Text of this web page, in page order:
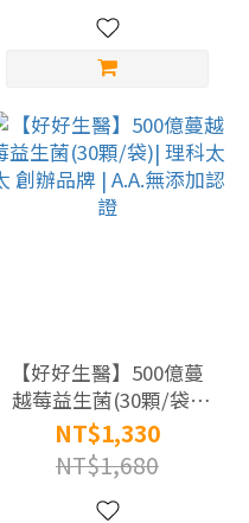
【好好生醫】500億蔓
越莓益生菌(30顆/袋)|
理科太太 創辦品牌 |
A.A.無添加認證
NT$1,330
NT$1,680